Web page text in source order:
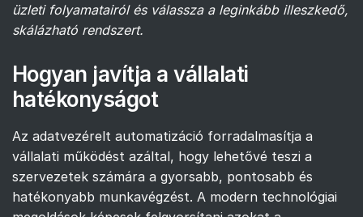
üzleti folyamatairól és válassza a leginkább illeszkedő,
skálázható rendszert.
Hogyan javítja a vállalati
hatékonyságot
Az adatvezérelt automatizáció forradalmasítja a
vállalati működést azáltal, hogy lehetővé teszi a
szervezetek számára a gyorsabb, pontosabb és
hatékonyabb munkavégzést. A modern technológiai